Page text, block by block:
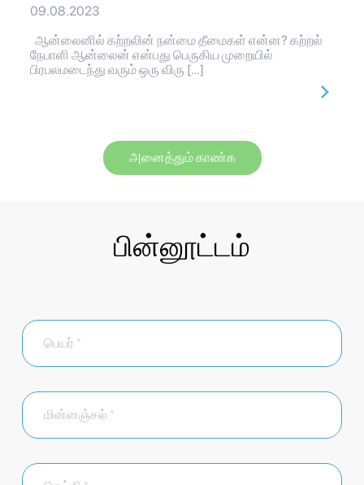
09.08.2023
ஆன்லைனில் கற்றலின் நன்மை தீமைகள் என்ன? கற்றல்
நேபாளி ஆன்லைன் என்பது பெருகிய முறையில்
பிரபலமடைந்து வரும் ஒரு விரு […]
அனைத்தும் காண்க
பின்னூட்டம்